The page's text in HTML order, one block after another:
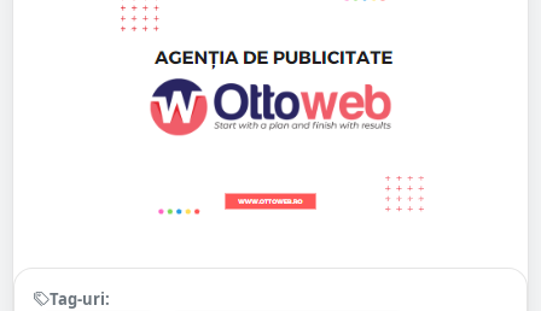
Tag-uri: